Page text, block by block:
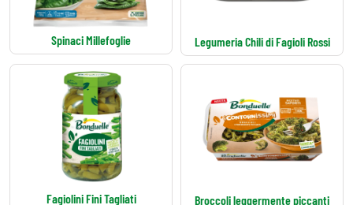
Spinaci Millefoglie Legumeria Chili di Fagioli Rossi
Fagiolini Fini Tagliati Broccoli leggermente piccanti